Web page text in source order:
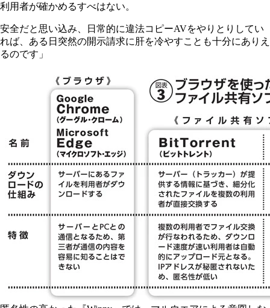
利用者が確かめるすべはない。
安全だと思い込み、日常的に違法コピーAVをやりとりしてい
れば、ある日突然の開示請求に肝を冷やすことも十分にありえ
るのです」